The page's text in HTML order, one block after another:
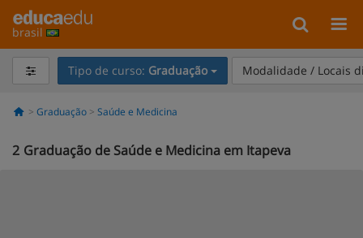
brasil
Tipo de curso: Graduação Modalidade / Locais
Graduação Saúde e Medicina
2 Graduação de Saúde e Medicina em Itapeva